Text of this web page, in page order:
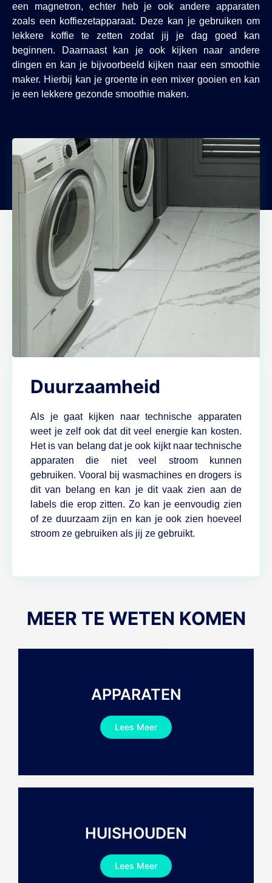
een magnetron, echter heb je ook andere apparaten
zoals een koffiezetapparaat. Deze kan je gebruiken om
lekkere koffie te zetten zodat jij je dag goed kan
beginnen. Daarnaast kan je ook kijken naar andere
dingen en kan je bijvoorbeeld kijken naar een smoothie
maker. Hierbij kan je groente in een mixer gooien en kan
je een lekkere gezonde smoothie maken.
Duurzaamheid
Als je gaat kijken naar technische apparaten
weet je zelf ook dat dit veel energie kan kosten.
Het is van belang dat je ook kijkt naar technische
apparaten die niet veel stroom kunnen
gebruiken. Vooral bij wasmachines en drogers is
dit van belang en kan je dit vaak zien aan de
labels die erop zitten. Zo kan je eenvoudig zien
of ze duurzaam zijn en kan je ook zien hoeveel
stroom ze gebruiken als jij ze gebruikt.
MEER TE WETEN KOMEN
APPARATEN
Lees Meer
HUISHOUDEN
Lees Meer